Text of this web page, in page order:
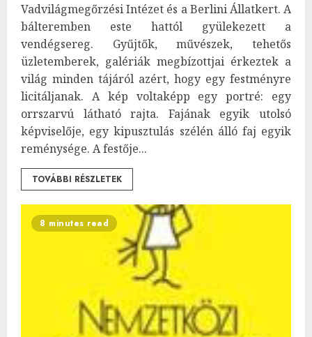
Vadvilágmegőrzési Intézet és a Berlini Állatkert. A
bálteremben este hattól gyülekezett a
vendégsereg. Gyűjtők, művészek, tehetős
üzletemberek, galériák megbízottjai érkeztek a
világ minden tájáról azért, hogy egy festményre
licitáljanak. A kép voltaképp egy portré: egy
orrszarvú látható rajta. Fajának egyik utolsó
képviselője, egy kipusztulás szélén álló faj egyik
reménysége. A festője...
TOVÁBBI RÉSZLETEK
8 minutes read